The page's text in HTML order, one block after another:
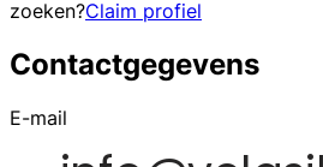
zoeken?Claim profiel
Contactgegevens
E-mail